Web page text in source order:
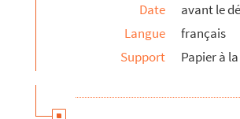
Date
avant le
Langue
français
Support
Papier à